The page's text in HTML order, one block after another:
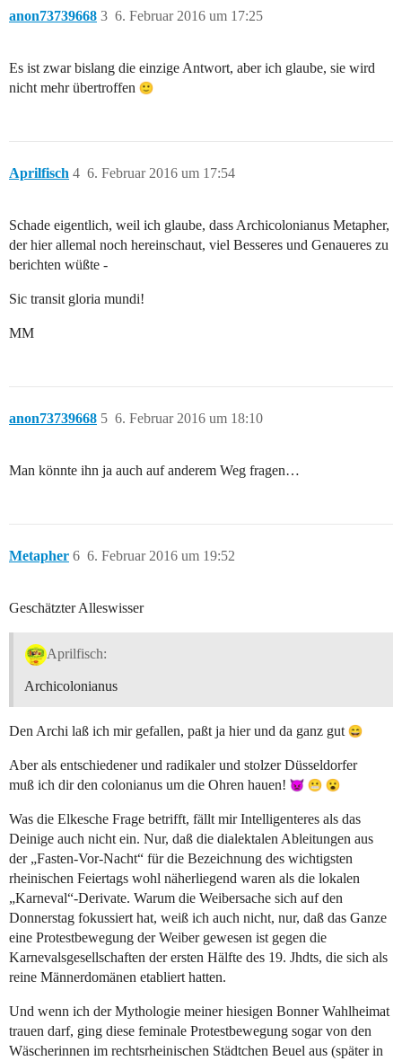
anon73739668 6. Februar 2016 um 17:25
3
Es ist zwar bislang die einzige Antwort, aber ich glaube, sie wird
nicht mehr übertroffen
Aprilfisch 6. Februar 2016 um 17:54
4
Schade eigentlich, weil ich glaube, dass Archicolonianus Metapher,
der hier allemal noch hereinschaut, viel Besseres und Genaueres zu
berichten wüßte -
Sic transit gloria mundi!
MM
anon73739668 6. Februar 2016 um 18:10
5
Man könnte ihn ja auch auf anderem Weg fragen…
Metapher 6. Februar 2016 um 19:52
6
Geschätzter Alleswisser
Aprilfisch:
Archicolonianus
Den Archi laß ich mir gefallen, paßt ja hier und da ganz gut
Aber als entschiedener und radikaler und stolzer Düsseldorfer
muß ich dir den colonianus um die Ohren hauen!
Was die Elkesche Frage betrifft, fällt mir Intelligenteres als das
Deinige auch nicht ein. Nur, daß die dialektalen Ableitungen aus
der „Fasten-Vor-Nacht“ für die Bezeichnung des wichtigsten
rheinischen Feiertags wohl näherliegend waren als die lokalen
„Karneval“-Derivate. Warum die Weibersache sich auf den
Donnerstag fokussiert hat, weiß ich auch nicht, nur, daß das Ganze
eine Protestbewegung der Weiber gewesen ist gegen die
Karnevalsgesellschaften der ersten Hälfte des 19. Jhdts, die sich als
reine Männerdomänen etabliert hatten.
Und wenn ich der Mythologie meiner hiesigen Bonner Wahlheimat
trauen darf, ging diese feminale Protestbewegung sogar von den
Wäscherinnen im rechtsrheinischen Städtchen Beuel aus (später in